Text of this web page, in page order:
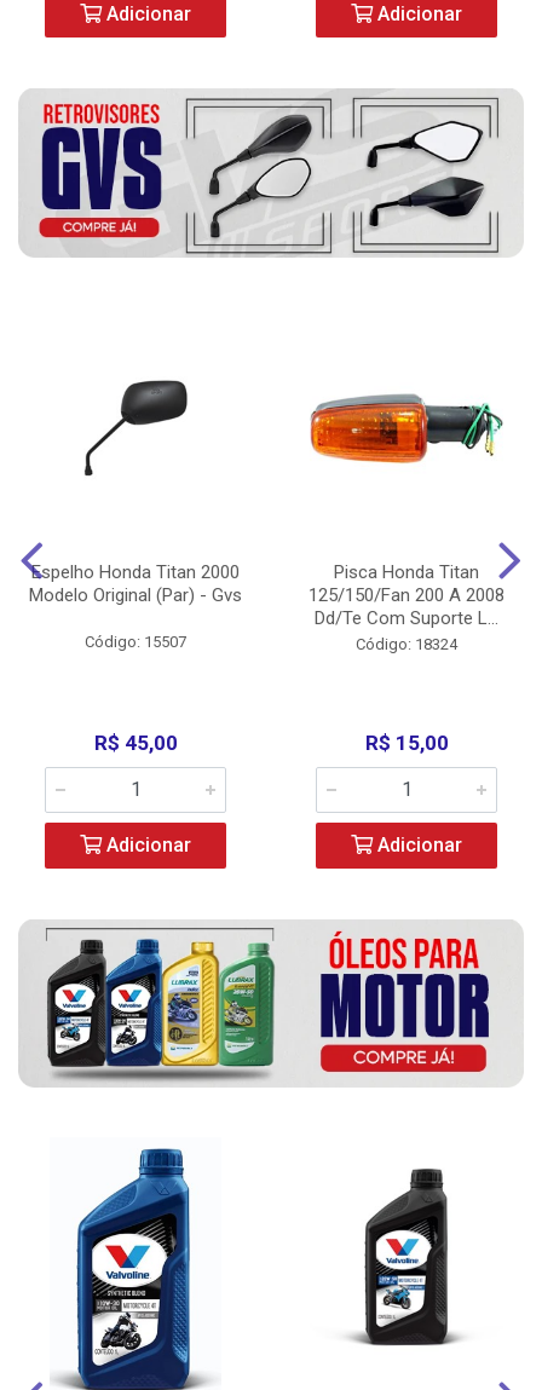
Adicionar Adicionar
Espelho Honda Titan 2000
Modelo Original (Par) - Gvs
Código: 15507
R$ 45,00
Adicionar
Pisca Honda Titan
125/150/Fan 200 A 2008
Dd/Te Com Suporte L...
Código: 18324
R$ 15,00
Adicionar